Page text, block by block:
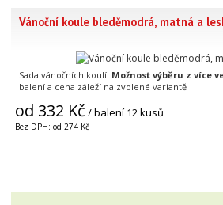
Vánoční koule bleděmodrá, matná a
Sada vánočních koulí. Možnost výběru z více
balení a cena záleží na zvolené variantě
od 332 Kč / balení 12 kusů
Bez DPH: od 274 Kč